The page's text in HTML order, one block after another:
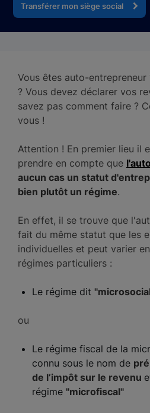
Transférer mon siège social
Vous êtes auto-
? Vous devez déclarer vos
savez pas comment faire ?
vous !
Attention ! En premier lieu il
prendre en compte que
aucun cas un statut
bien plutôt un régime.
En effet, il se trouve que
fait du même statut que les
individuelles et peut varier
régimes particuliers :
Le régime dit
ou
Le régime fiscal de la
connu sous le nom de
de l’impôt sur le revenu
régime "microfiscal"